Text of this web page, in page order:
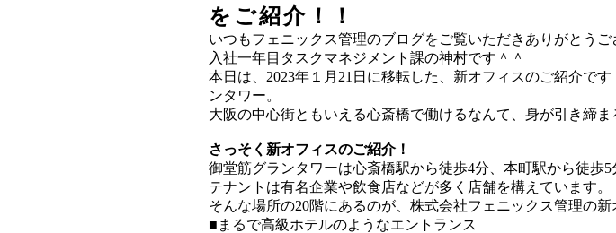
をご紹介！！
いつもフェニックス管理のブログをご覧いただきありがとうご
入社一年目タスクマネジメント課の神村です＾＾
本日は、2023年１月21日に移転した、新オフィスのご紹介で
ンタワー。
大阪の中心街ともいえる心斎橋で働けるなんて、身が引き締ま
さっそく新オフィスのご紹介！
御堂筋グランタワーは心斎橋駅から徒歩4分、本町駅から徒歩
テナントは有名企業や飲食店などが多く店舗を構えています。
そんな場所の20階にあるのが、株式会社フェニックス管理の新
■まるで高級ホテルのようなエントランス